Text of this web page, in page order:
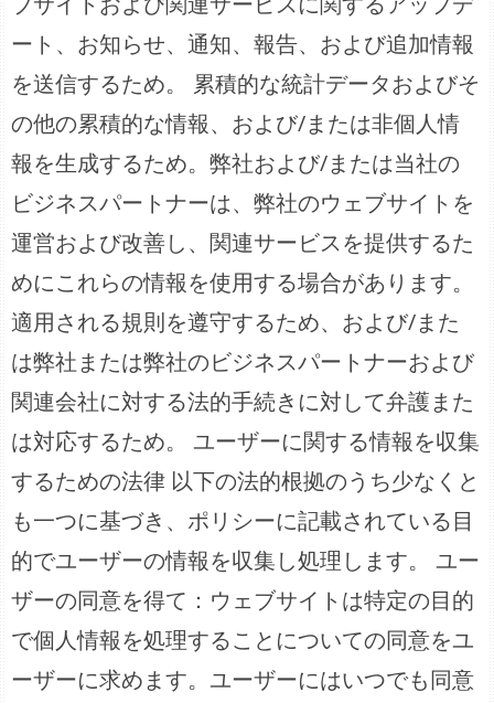
ート、お知らせ、通知、報告、および追加情報
を送信するため。 累積的な統計データおよびそ
の他の累積的な情報、および/または非個人情
報を生成するため。弊社および/または当社の
ビジネスパートナーは、弊社のウェブサイトを
運営および改善し、関連サービスを提供するた
めにこれらの情報を使用する場合があります。
適用される規則を遵守するため、および/また
は弊社または弊社のビジネスパートナーおよび
関連会社に対する法的手続きに対して弁護また
は対応するため。 ユーザーに関する情報を収集
するための法律 以下の法的根拠のうち少なくと
も一つに基づき、ポリシーに記載されている目
的でユーザーの情報を収集し処理します。 ユー
ザーの同意を得て：ウェブサイトは特定の目的
で個人情報を処理することについての同意をユ
ーザーに求めます。ユーザーにはいつでも同意